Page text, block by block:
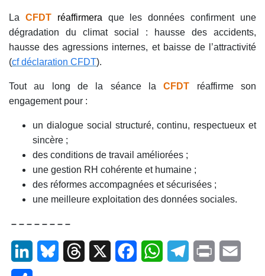
La CFDT réaffirmera que les données confirment une
dégradation du climat social : hausse des accidents,
hausse des agressions internes, et baisse de l’attractivité
(cf déclaration CFDT).
Tout au long de la séance laCFDT réaffirme son
engagement pour :
un dialogue social structuré, continu, respectueux et
sincère ;
des conditions de travail améliorées ;
une gestion RH cohérente et humaine ;
des réformes accompagnées et sécurisées ;
une meilleure exploitation des données sociales.
– – – – – – – –
LinkedInBluesky Threads FacebookWhatsAppTelegram
Print